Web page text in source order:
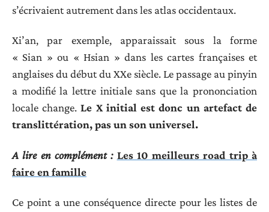
s’écrivaient autrement dans les atlas occidentaux.
Xi’an, par exemple, apparaissait sous la forme
« Sian » ou « Hsian » dans les cartes françaises et
anglaises du début du XXe siècle. Le passage au pinyin
a modifié la lettre initiale sans que la prononciation
locale change.Le X initial est donc un artefact de
translittération, pas un son universel.
A lire en complément : Les 10 meilleurs road trip à
faire en famille
Ce point a une conséquence directe pour les listes de